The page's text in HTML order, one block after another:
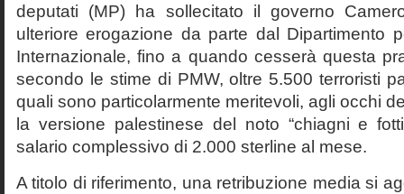
deputati (MP) ha sollecitato il governo
ulteriore erogazione da parte dal Dipartimento
Internazionale, fino a quando cesserà questa
secondo le stime di PMW, oltre 5.500 terroristi
quali sono particolarmente meritevoli, agli occhi
la versione palestinese del noto “chiagni e
salario complessivo di 2.000 sterline al mese.
A titolo di riferimento, una retribuzione media si